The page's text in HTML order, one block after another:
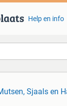
Help en info
Sjaals en